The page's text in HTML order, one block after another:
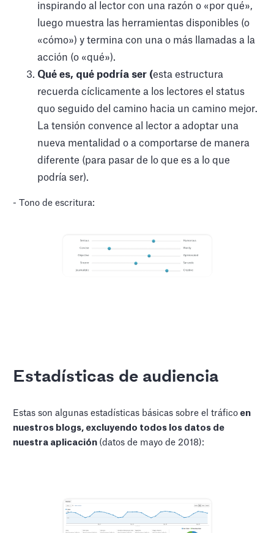
inspirando al lector con una razón o «por qué»,
luego muestra las herramientas disponibles (o
«cómo») y termina con una o más llamadas a la
acción (o «qué»).
Qué es, qué podría ser (esta estructura
recuerda cíclicamente a los lectores el status
quo seguido del camino hacia un camino mejor.
La tensión convence al lector a adoptar una
nueva mentalidad o a comportarse de manera
diferente (para pasar de lo que es a lo que
podría ser).
- Tono de escritura:
Estadísticas de audiencia
Estas son algunas estadísticas básicas sobre el tráfico en
nuestros blogs, excluyendo todos los datos de
nuestra aplicación (datos de mayo de 2018):